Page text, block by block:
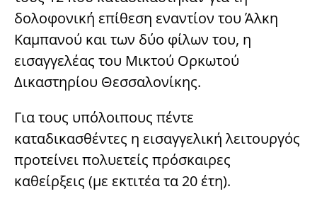
δολοφονική επίθεση εναντίον του Άλκη
Καμπανού και των δύο φίλων του, η
εισαγγελέας του Μικτού Ορκωτού
Δικαστηρίου Θεσσαλονίκης.
Για τους υπόλοιπους πέντε
καταδικασθέντες η εισαγγελική λειτουργός
προτείνει πολυετείς πρόσκαιρες
καθείρξεις (με εκτιτέα τα 20 έτη).